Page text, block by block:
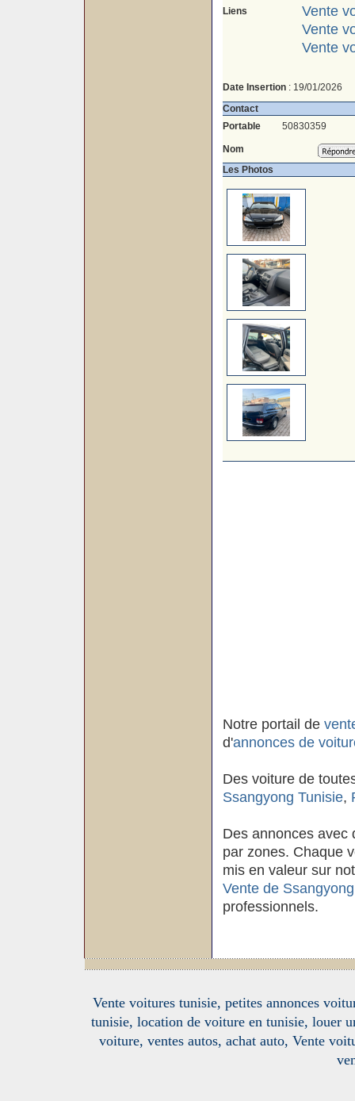
Liens
Vente
Vente
Vente
Date Insertion: 19/01/2026
Contact
Portable
50830359
Nom
Les Photos
Notre portail de
d'annonces de
Des voiture de
Ssangyong Tunisie,
Des annonces avec
par zones. Chaque
mis en valeur sur
Vente de
professionnels.
Vente voitures tunisie, petites annonces
tunisie, location de voiture en tunisie, louer
voiture, ventes autos, achat auto, Vente